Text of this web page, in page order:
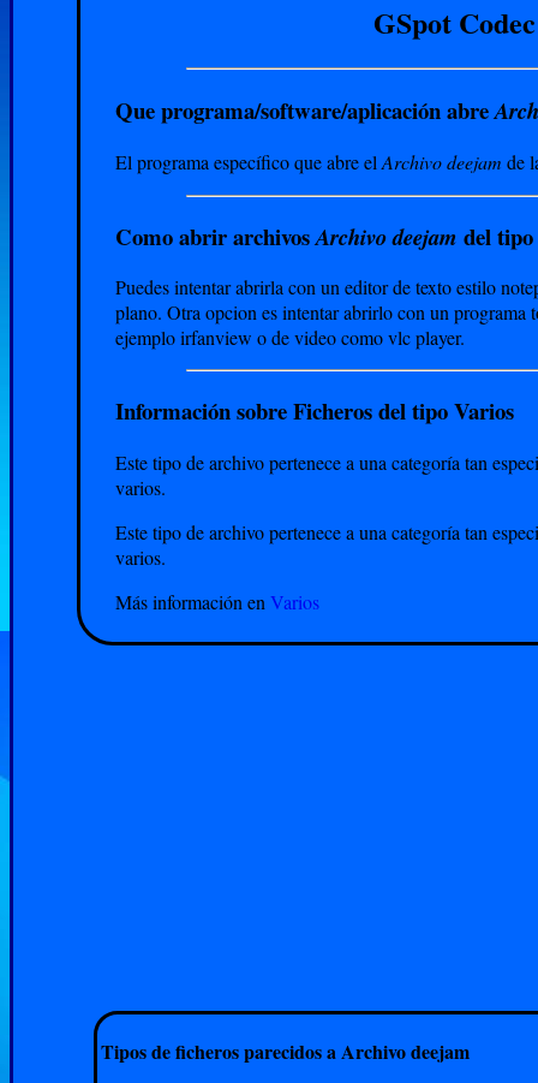
GSpot
Que programa/software/aplicación abre
El programa específico que abre el Archivo deejam de
Como abrir archivosArchivo deejam del
Puedes intentar abrirla con un editor de texto estilo
plano. Otra opcion es intentar abrirlo con un programa
ejemplo irfanview o de video como vlc player.
Información sobre Ficheros del tipo Varios
Este tipo de archivo pertenece a una categoría tan
varios.
Este tipo de archivo pertenece a una categoría tan
varios.
Más información en Varios
Tipos de ficheros parecidos a Archivo deejam